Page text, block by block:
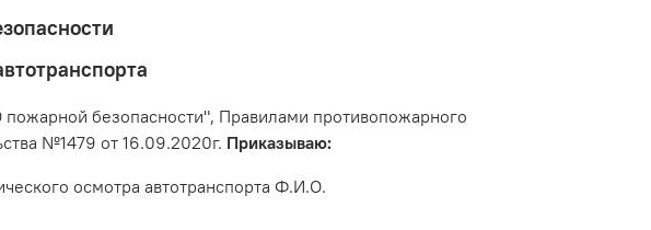
безопасности", Правилами противопожарного
№1479 от 16.09.2020г. Приказываю:
осмотра автотранспорта Ф.И.О.